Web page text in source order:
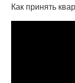
Как принять